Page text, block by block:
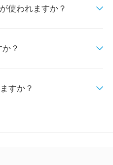
使われますか？
？
すか？